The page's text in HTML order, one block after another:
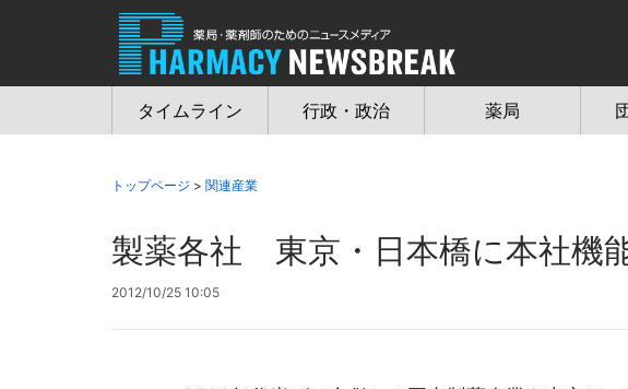
タイムライン 行政・政治 薬局
トップページ > 関連産業
製薬各社 東京・日本橋に本社機
2012/10/25 10:05